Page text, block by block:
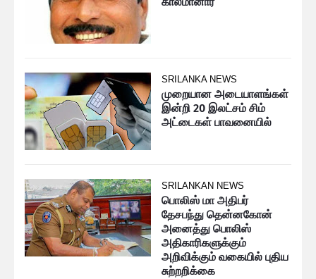
SRILANKA NEWS
முறையான அடையாளங்கள்
இன்றி 20 இலட்சம் சிம்
அட்டைகள் பாவனையில்
SRILANKAN NEWS
பொலிஸ் மா அதிபர்
தேசபந்து தென்னகோன்
அனைத்து பொலிஸ்
அதிகாரிகளுக்கும்
அறிவிக்கும் வகையில் புதிய
சுற்றறிக்கை